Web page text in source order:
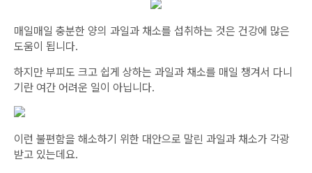
매일매일 충분한 양의 과일과 채소를 섭취하는 것은 건강에 많은
도움이 됩니다.
하지만 부피도 크고 쉽게 상하는 과일과 채소를 매일 챙겨서 다니
기란 여간 어려운 일이 아닙니다.
이런 불편함을 해소하기 위한 대안으로 말린 과일과 채소가 각광
받고 있는데요.